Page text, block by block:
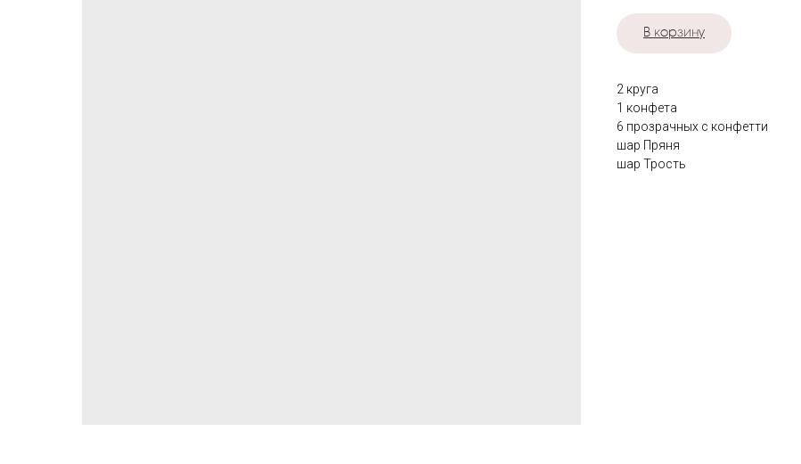
В корзину
2 круга
1 конфета
6 прозрачных с конфетти
шар Пряня
шар Трость